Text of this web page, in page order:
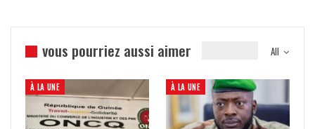
All
vous pourriez aussi aimer
À LA UNE À LA UNE